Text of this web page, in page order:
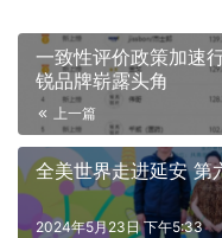
一致性评价政策加速
锐品牌崭露头角
上一篇
全美世界走进延安 第
2024年5月23日 下午5:33